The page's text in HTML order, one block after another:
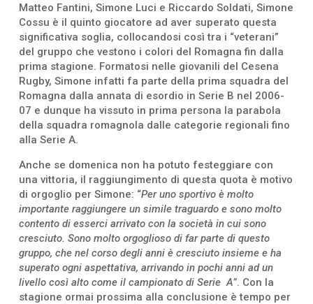
Matteo Fantini, Simone Luci e Riccardo Soldati, Simone
Cossu è il quinto giocatore ad aver superato questa
significativa soglia, collocandosi così tra i “veterani”
del gruppo che vestono i colori del Romagna fin dalla
prima stagione. Formatosi nelle giovanili del Cesena
Rugby, Simone infatti fa parte della prima squadra del
Romagna dalla annata di esordio in Serie B nel 2006-
07 e dunque ha vissuto in prima persona la parabola
della squadra romagnola dalle categorie regionali fino
alla Serie A.
Anche se domenica non ha potuto festeggiare con
una vittoria, il raggiungimento di questa quota è motivo
di orgoglio per Simone: “Per uno sportivo è molto
importante raggiungere un simile traguardo e sono molto
contento di esserci arrivato con la società in cui sono
cresciuto. Sono molto orgoglioso di far parte di questo
gruppo, che nel corso degli anni è cresciuto insieme e ha
superato ogni aspettativa, arrivando in pochi anni ad un
livello così alto come il campionato di Serie A”. Con la
stagione ormai prossima alla conclusione è tempo per